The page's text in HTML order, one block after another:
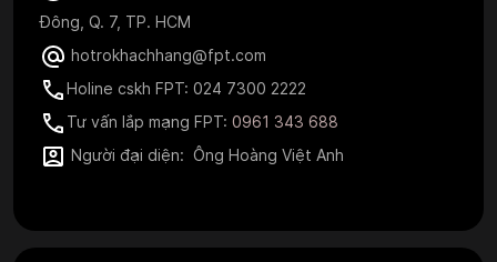
Đông, Q. 7, TP. HCM
hotrokhachhang@fpt.com
Holine cskh FPT: 024 7300 2222
Tư vấn lắp mạng FPT: 0961 343 688
Người đại diện: Ông Hoàng Việt Anh